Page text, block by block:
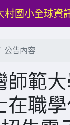
村國小全球資
公告內容
師範
在職